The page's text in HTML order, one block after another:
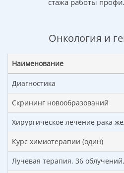
заболевают в возрасте
прямой кишки. Значительно
заболевания при наличии
полипозных заболеваний.
Подробнее о причинах,
классификацию
разделедиагностика
Методы лечения
кишки в
заболевания
стажа работы
Онкология и
Наименование
Диагностика
Скрининг новообразований
Хирургическое лечение рака
Курс химиотерапии (один)
Лучевая терапия, 36